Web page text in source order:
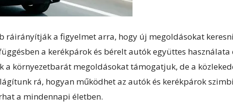
ráirányítják a figyelmet arra, hogy új megoldásokat
a kerékpárok és bérelt autók együttes
a környezetbarát megoldásokat támogatjuk, de a
rá, hogyan működhet az autók és kerékpárok
a mindennapi életben.